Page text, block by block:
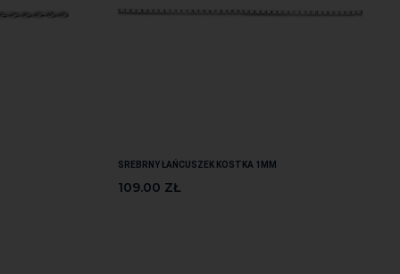
SREBRNY ŁAŃCUSZEK KOSTKA 1MM
109.00 ZŁ